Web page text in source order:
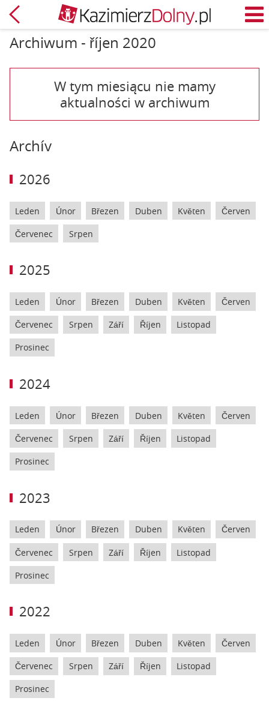
Zpět
Archiwum - říjen 2020
W tym miesiącu nie mamy
aktualności w archiwum
Archív
2026
Leden Únor Březen Duben Květen Červen
Červenec Srpen
2025
Leden Únor Březen Duben Květen Červen
Červenec Srpen Září Říjen Listopad
Prosinec
2024
Leden Únor Březen Duben Květen Červen
Červenec Srpen Září Říjen Listopad
Prosinec
2023
Leden Únor Březen Duben Květen Červen
Červenec Srpen Září Říjen Listopad
Prosinec
2022
Leden Únor Březen Duben Květen Červen
Červenec Srpen Září Říjen Listopad
Prosinec